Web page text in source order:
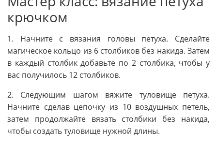
крючком
1. Начните с вязания головы петуха. Сделайте
магическое кольцо из 6 столбиков без накида. Затем
в каждый столбик добавьте по 2 столбика, чтобы у
вас получилось 12 столбиков.
2. Следующим шагом вяжите туловище петуха.
Начните сделав цепочку из 10 воздушных петель,
затем продолжайте вязать столбики без накида,
чтобы создать туловище нужной длины.